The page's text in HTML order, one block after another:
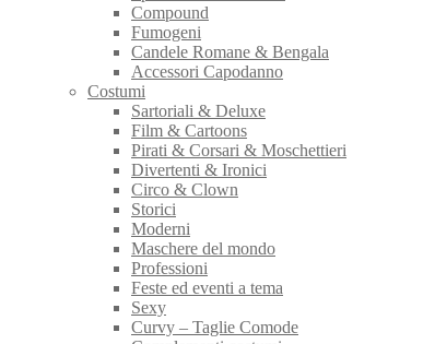
Compound
Fumogeni
Candele Romane & Bengala
Accessori Capodanno
Costumi
Sartoriali & Deluxe
Film & Cartoons
Pirati & Corsari & Moschettieri
Divertenti & Ironici
Circo & Clown
Storici
Moderni
Maschere del mondo
Professioni
Feste ed eventi a tema
Sexy
Curvy – Taglie Comode